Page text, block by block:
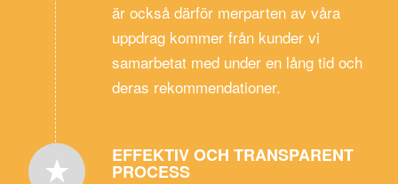
är också därför merparten av våra
uppdrag kommer från kunder vi
samarbetat med under en lång tid och
deras rekommendationer.
EFFEKTIV OCH TRANSPARENT
PROCESS